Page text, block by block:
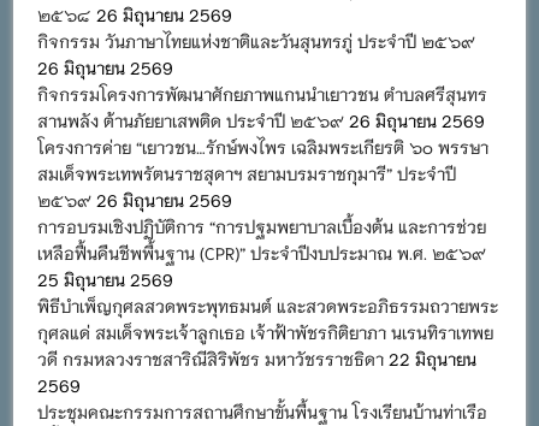
๒๕๖๘ 26 มิถุนายน 2569
กิจกรรม วันภาษาไทยแห่งชาติและวันสุนทรภู่ ประจำปี ๒๕๖๙
26 มิถุนายน 2569
กิจกรรมโครงการพัฒนาศักยภาพแกนนำเยาวชน ตำบลศรีสุนทร
สานพลัง ต้านภัยยาเสพติด ประจำปี ๒๕๖๙ 26 มิถุนายน 2569
โครงการค่าย “เยาวชน…รักษ์พงไพร เฉลิมพระเกียรติ ๖๐ พรรษา
สมเด็จพระเทพรัตนราชสุดาฯ สยามบรมราชกุมารี” ประจำปี
๒๕๖๙ 26 มิถุนายน 2569
การอบรมเชิงปฏิบัติการ “การปฐมพยาบาลเบื้องต้น และการช่วย
เหลือฟื้นคืนชีพพื้นฐาน (CPR)” ประจำปีงบประมาณ พ.ศ. ๒๕๖๙
25 มิถุนายน 2569
พิธีบำเพ็ญกุศลสวดพระพุทธมนต์ และสวดพระอภิธรรมถวายพระ
กุศลแด่ สมเด็จพระเจ้าลูกเธอ เจ้าฟ้าพัชรกิติยาภา นเรนทิราเทพย
วดี กรมหลวงราชสาริณีสิริพัชร มหาวัชรราชธิดา 22 มิถุนายน
2569
ประชุมคณะกรรมการสถานศึกษาขั้นพื้นฐาน โรงเรียนบ้านท่าเรือ